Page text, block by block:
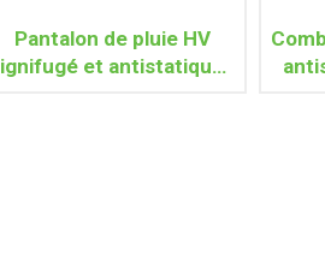
Pantalon de pluie HV
ignifugé et antistatique